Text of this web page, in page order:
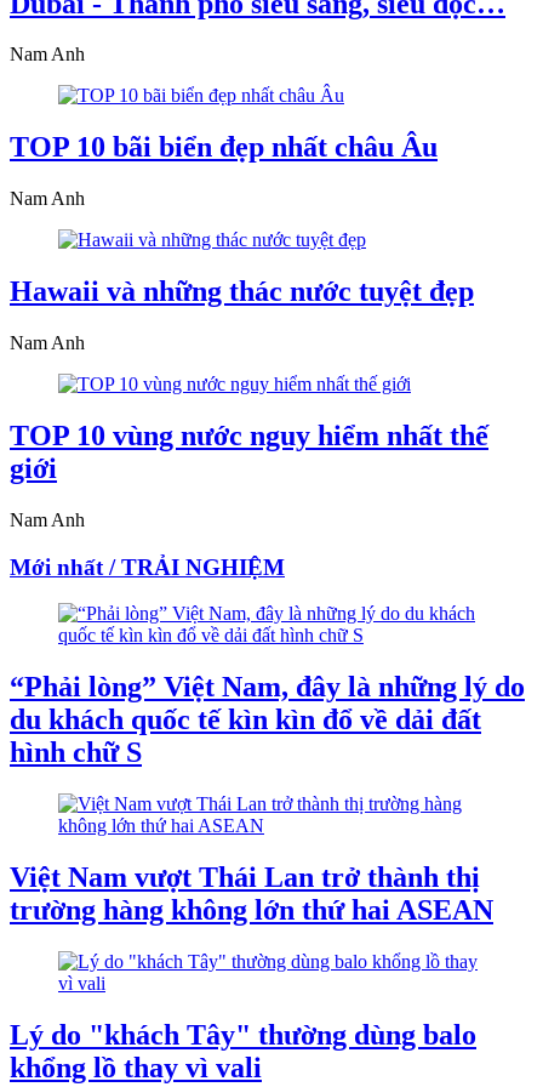
Nam Anh
TOP 10 bãi biển đẹp nhất châu Âu
Nam Anh
Hawaii và những thác nước tuyệt đẹp
Nam Anh
TOP 10 vùng nước nguy hiểm nhất thế
giới
Nam Anh
Mới nhất / TRẢI NGHIỆM
“Phải lòng” Việt Nam, đây là những lý do
du khách quốc tế kìn kìn đổ về dải đất
hình chữ S
Việt Nam vượt Thái Lan trở thành thị
trường hàng không lớn thứ hai ASEAN
Lý do "khách Tây" thường dùng balo
khổng lồ thay vì vali